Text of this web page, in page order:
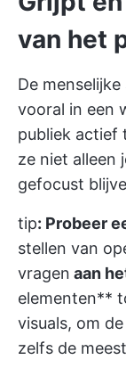
van het
De
vooral in een
publiek actief
ze niet alleen
gefocust
tip: Probeer
stellen van
vragen aan
elementen**
visuals, om
zelfs de